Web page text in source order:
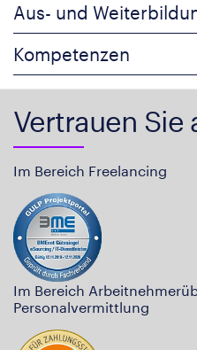
Aus- und
Kompetenzen
Vertrauen Sie
Im Bereich Freelancing
Im Bereich
Personalvermittlung